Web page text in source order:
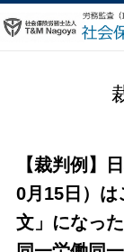
【裁判例】
0月15日）は
文」になっ